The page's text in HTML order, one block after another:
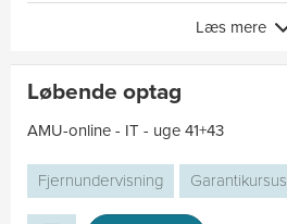
Læs mere
Løbende optag
AMU-online - IT - uge 41+43
Fjernundervisning Garantikursus